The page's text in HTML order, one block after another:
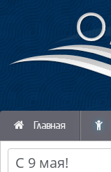
Главная
С 9 мая!